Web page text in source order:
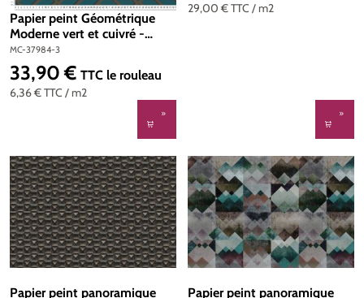
Papier peint Géométrique
Moderne vert et cuivré -
Change is good de Michalsky
| Réf. MC-37984-3
MC-37984-3
6,36 €TTC / m2
Prix régulier :
33,90 € TTC le rouleau
29,00 €TTC / m2
Papier peint panoramique Papier peint panoramique